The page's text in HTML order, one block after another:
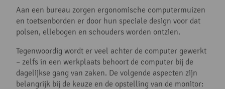
Aan een bureau zorgen ergonomische computermuizen
en toetsenborden er door hun speciale design voor dat
polsen, ellebogen en schouders worden ontzien.
Tegenwoordig wordt er veel achter de computer gewerkt
­– zelfs in een werkplaats behoort de computer bij de
dagelijkse gang van zaken. De volgende aspecten zijn
belangrijk bij de keuze en de opstelling van de monitor: